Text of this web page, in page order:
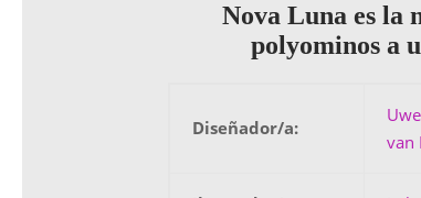
Nova Luna es la
polyominos a
Diseñador/a:
van